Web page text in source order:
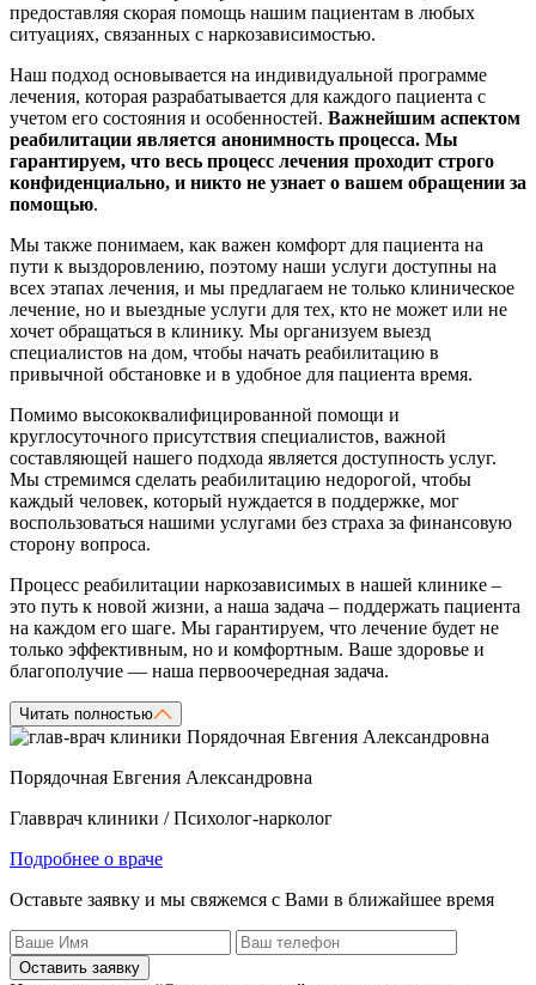
предоставляя скорая помощь нашим пациентам в любых
ситуациях, связанных с наркозависимостью.
Наш подход основывается на индивидуальной программе
лечения, которая разрабатывается для каждого пациента с
учетом его состояния и особенностей. Важнейшим аспектом
реабилитации является анонимность процесса. Мы
гарантируем, что весь процесс лечения проходит строго
конфиденциально, и никто не узнает о вашем обращении за
помощью.
Мы также понимаем, как важен комфорт для пациента на
пути к выздоровлению, поэтому наши услуги доступны на
всех этапах лечения, и мы предлагаем не только клиническое
лечение, но и выездные услуги для тех, кто не может или не
хочет обращаться в клинику. Мы организуем выезд
специалистов на дом, чтобы начать реабилитацию в
привычной обстановке и в удобное для пациента время.
Помимо высококвалифицированной помощи и
круглосуточного присутствия специалистов, важной
составляющей нашего подхода является доступность услуг.
Мы стремимся сделать реабилитацию недорогой, чтобы
каждый человек, который нуждается в поддержке, мог
воспользоваться нашими услугами без страха за финансовую
сторону вопроса.
Процесс реабилитации наркозависимых в нашей клинике –
это путь к новой жизни, а наша задача – поддержать пациента
на каждом его шаге. Мы гарантируем, что лечение будет не
только эффективным, но и комфортным. Ваше здоровье и
благополучие — наша первоочередная задача.
Читать полностью
Порядочная Евгения Александровна
Главврач клиники / Психолог-нарколог
Подробнее о враче
Оставьте заявку и мы свяжемся с Вами в ближайшее время
Оставить заявку